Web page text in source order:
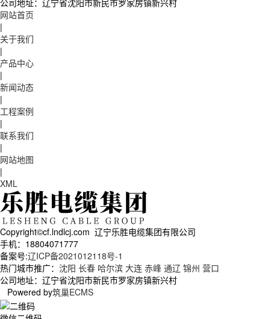
公司地址： 辽宁省沈阳市新民市罗家房镇新兴村
网站首页
|
关于我们
|
产品中心
|
新闻动态
|
工程案例
|
联系我们
|
网站地图
|
XML
Copyright©cf.lndlcj.com 辽宁乐胜电缆集团有限公司
手机：18804071777
备案号:辽ICP备2021012118号-1
热门城市推广： 沈阳 长春 哈尔滨 大连 赤峰 通辽 锦州 营口
公司地址：辽宁省沈阳市新民市罗家房镇新兴村
Powered by筑巢ECMS